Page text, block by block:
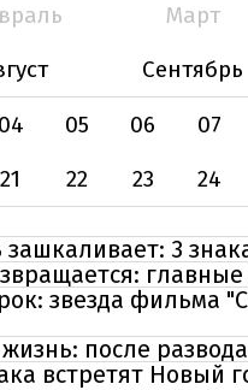
Март
Сентябрь
04 05 06 07
21 22 23 24
3
звезда фильма
после
встретят Новый